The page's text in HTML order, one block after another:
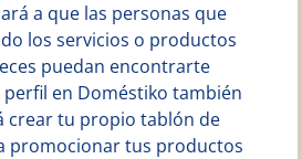
a que las personas que
los servicios o productos
puedan encontrarte
en Doméstiko también
crear tu propio tablón de
promocionar tus productos